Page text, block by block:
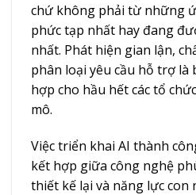
chứ không phải từ những
phức tạp nhất hay đang
nhất. Phát hiện gian lận,
phân loại yêu cầu hỗ trợ là
hợp cho hầu hết các tổ
mô.
Việc triển khai AI thành
kết hợp giữa công nghệ
thiết kế lại và năng lực con